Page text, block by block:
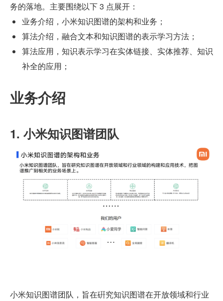
务的落地。主要围绕以下 3 点展开：
业务介绍，小米知识图谱的架构和业务；
算法介绍，融合文本和知识图谱的表示学习方法；
算法应用，知识表示学习在实体链接、实体推荐、知识
补全的应用；
业务介绍
1. 小米知识图谱团队
小米知识图谱团队，旨在硏究知识图谱在开放领域和行业